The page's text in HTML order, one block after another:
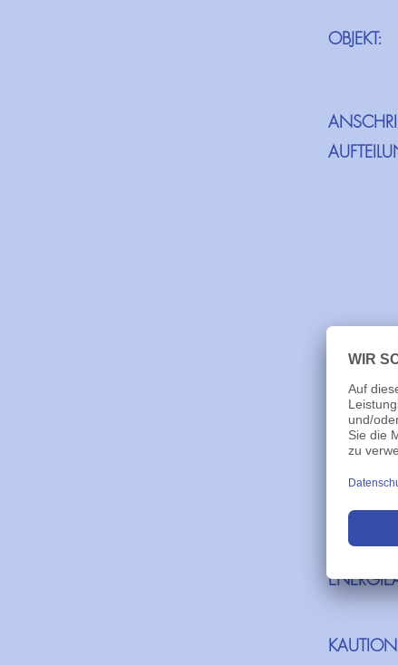
OBJEKT:
ETAGEN:
BAUJAHR: